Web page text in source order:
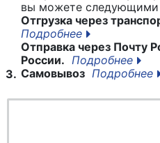
вы можете следующими
Отгрузка через
Подробнее
Отправка через Почту
России. Подробнее
3. Самовывоз Подробнее